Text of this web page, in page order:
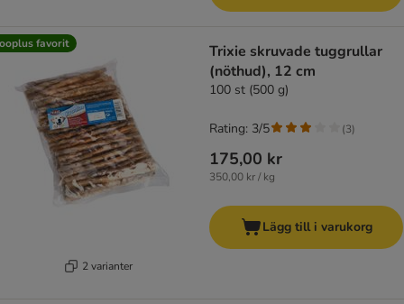
favorit
2 varianter
Trixie skruvade tuggrullar
(nöthud), 12 cm
100 st (500 g)
175,00 kr
350,00 kr / kg
Rating: 3/5 (3)
Lägg till i varukorg